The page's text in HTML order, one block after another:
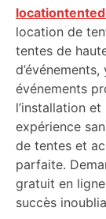
location de
tentes de
événements
l’installation
expérience
de tentes et
parfaite.
gratuit en
succès